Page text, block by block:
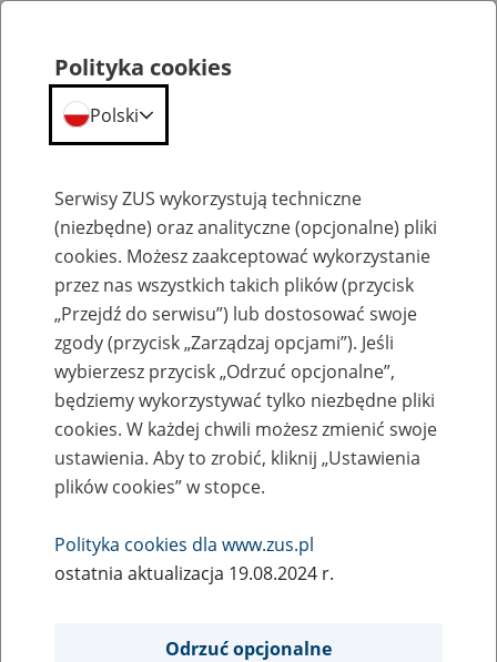
Komunikaty
Wnioski o świadczenie interwencyjne
można składać w punktach mobilnych
29
października
2024
Przedsiębiorcy, którzy ucierpieli podczas powodzi
Polityka cookies
Polski
Serwisy ZUS wykorzystują techniczne
(niezbędne) oraz analityczne (opcjonalne) pliki
cookies. Możesz zaakceptować wykorzystanie
przez nas wszystkich takich plików (przycisk
„Przejdź do serwisu”) lub dostosować swoje
zgody (przycisk „Zarządzaj opcjami”). Jeśli
wybierzesz przycisk „Odrzuć opcjonalne”,
będziemy wykorzystywać tylko niezbędne pliki
cookies. W każdej chwili możesz zmienić swoje
ustawienia. Aby to zrobić, kliknij „Ustawienia
plików cookies” w stopce.
Polityka cookies dla www.zus.pl
ostatnia aktualizacja 19.08.2024 r.
Odrzuć opcjonalne